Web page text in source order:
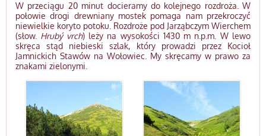
W przeciągu 20 minut docieramy do kolejnego rozdroża. W
połowie drogi drewniany mostek pomaga nam przekroczyć
niewielkie koryto potoku. Rozdroże pod Jarząbczym Wierchem
(słow. Hrubý vrch) leży na wysokości 1430 m n.p.m. W lewo
skręca stąd niebieski szlak, który prowadzi przez Kocioł
Jamnickich Stawów na Wołowiec. My skręcamy w prawo za
znakami zielonymi.